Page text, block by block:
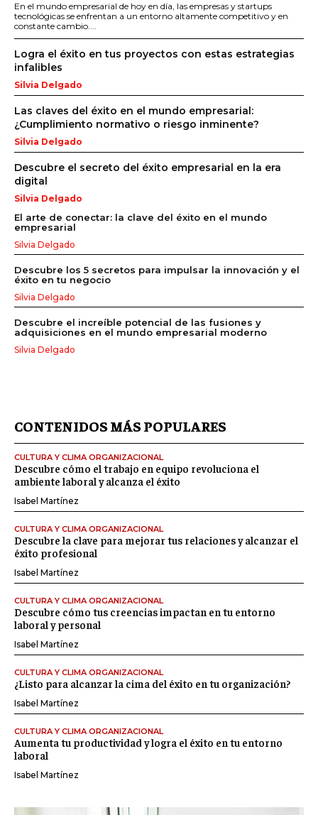
En el mundo empresarial de hoy en día, las empresas y startups
tecnológicas se enfrentan a un entorno altamente competitivo y en
constante cambio....
Logra el éxito en tus proyectos con estas estrategias
infalibles
Silvia Delgado
Las claves del éxito en el mundo empresarial:
¿Cumplimiento normativo o riesgo inminente?
Silvia Delgado
Descubre el secreto del éxito empresarial en la era
digital
Silvia Delgado
El arte de conectar: la clave del éxito en el mundo
empresarial
Silvia Delgado
Descubre los 5 secretos para impulsar la innovación y el
éxito en tu negocio
Silvia Delgado
Descubre el increíble potencial de las fusiones y
adquisiciones en el mundo empresarial moderno
Silvia Delgado
CONTENIDOS MÁS POPULARES
CULTURA Y CLIMA ORGANIZACIONAL
Descubre cómo el trabajo en equipo revoluciona el
ambiente laboral y alcanza el éxito
Isabel Martínez
CULTURA Y CLIMA ORGANIZACIONAL
Descubre la clave para mejorar tus relaciones y alcanzar el
éxito profesional
Isabel Martínez
CULTURA Y CLIMA ORGANIZACIONAL
Descubre cómo tus creencias impactan en tu entorno
laboral y personal
Isabel Martínez
CULTURA Y CLIMA ORGANIZACIONAL
¿Listo para alcanzar la cima del éxito en tu organización?
Isabel Martínez
CULTURA Y CLIMA ORGANIZACIONAL
Aumenta tu productividad y logra el éxito en tu entorno
laboral
Isabel Martínez